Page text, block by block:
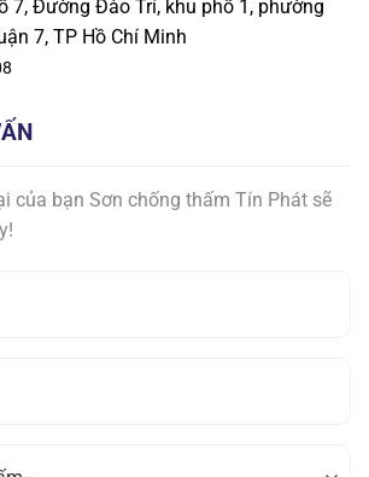
7, Đường Đào Trí, khu phố 1, phường
7, TP Hồ Chí Minh
của bạn Sơn chống thấm Tín Phát sẽ